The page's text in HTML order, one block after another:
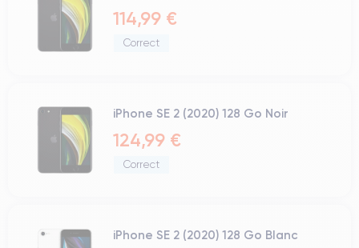
114,99 €
Correct
iPhone SE 2 (2020) 128 Go Noir
124,99 €
Correct
iPhone SE 2 (2020) 128 Go Blanc